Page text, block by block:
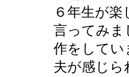
６年生が
言ってみま
作をしてい
夫が感じら